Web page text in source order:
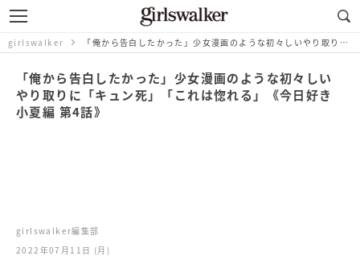
girlswalker 「俺から告白したかった」少女漫画のような初々しいやり取りに「キュン死」「これは惚れる」《今日好き 小夏編 第4話》
「俺から告白したかった」少女漫画のような初々しい
やり取りに「キュン死」「これは惚れる」《今日好き
小夏編 第4話》
girlswalker編集部
2022年07月11日 (月)